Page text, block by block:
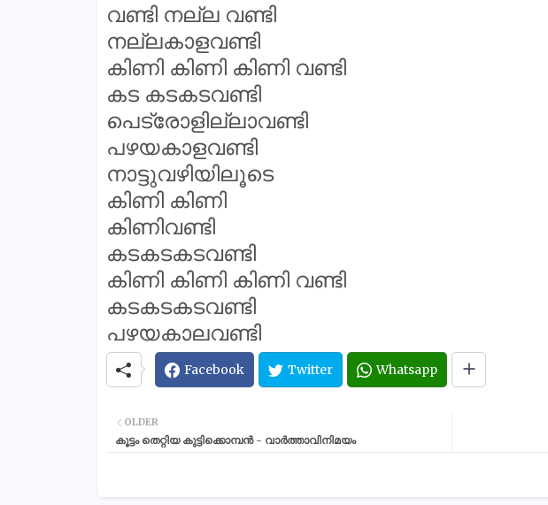
വണ്ടി നല്ല വണ്ടി
നല്ലകാളവണ്ടി
കിണി കിണി കിണി വണ്ടി
കട കടകടവണ്ടി
പെട്രോളില്ലാവണ്ടി
പഴയകാളവണ്ടി
നാട്ടുവഴിയിലൂടെ
കിണി കിണി
കിണിവണ്ടി
കടകടകടവണ്ടി
കിണി കിണി കിണി വണ്ടി
കടകടകടവണ്ടി
പഴയകാലവണ്ടി
Facebook Twitter Whatsapp
OLDER
കൂട്ടം തെറ്റിയ കുട്ടിക്കൊമ്പൻ - വാർത്താവിനിമയം